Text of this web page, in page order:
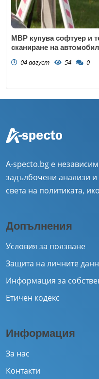
МВР купува софтуер и
сканиране на
04 август 54 0
A-specto.bg е
задълбочени анализи и
света на политиката,
Допълнения
Условия за ползване
Защита на личните
Информация за
Етичен кодекс
Информация
За нас
Контакти